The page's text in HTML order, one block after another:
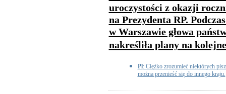
uroczystości z okazji
na Prezydenta RP.
w Warszawie głowa
nakreśliła plany na
Pl: Ciężko zrozumieć niektórych
można przenieść się do innego kraju.